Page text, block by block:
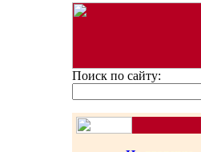
Поиск по сайту: